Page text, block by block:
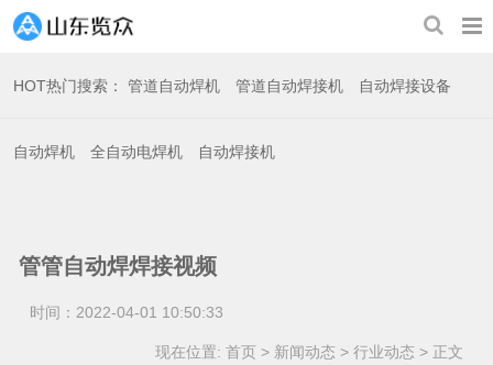
HOT热门搜索： 管道自动焊机 管道自动焊接机 自动焊接设备
自动焊机 全自动电焊机 自动焊接机
管管自动焊焊接视频
时间：2022-04-01 10:50:33
现在位置: 首页 > 新闻动态 > 行业动态 > 正文